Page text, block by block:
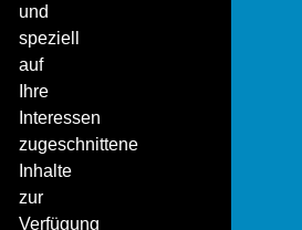
und
speziell
auf
Ihre
Interessen
zugeschnittene
Inhalte
zur
Verfügung